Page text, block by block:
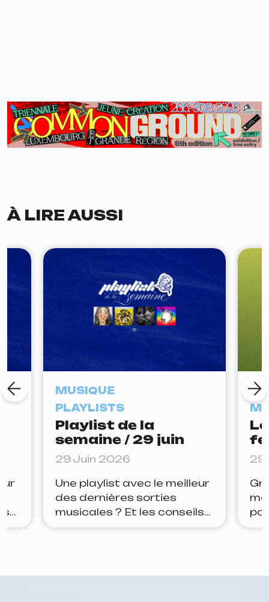
À LIRE AUSSI
MUSIQUE
PLAYLISTS
Playlist de la
semaine / 29 juin
29 Juin 2026
Une playlist avec le meilleur
des dernières sorties
musicales ? Et les conseils
de la rédaction pour rester
29